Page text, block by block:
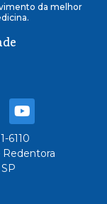
da melhor
6110
Redentora